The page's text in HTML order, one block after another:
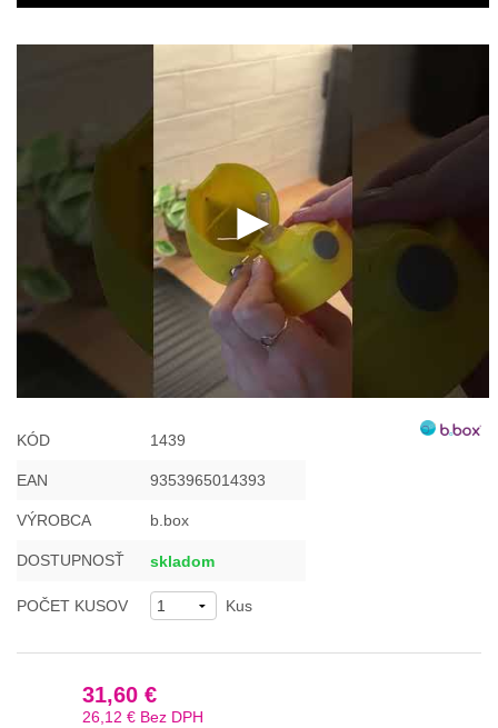
KÓD 1439
EAN 9353965014393
VÝROBCA b.box
DOSTUPNOSŤ skladom
POČET KUSOV Kus
31,60 €
26,12 € Bez DPH